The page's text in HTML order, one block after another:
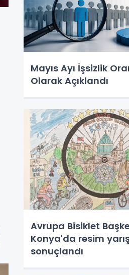
Mayıs Ayı İşsizlik
Olarak Açıklandı
Avrupa Bisiklet
Konya'da resim
sonuçlandı